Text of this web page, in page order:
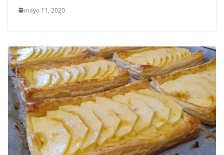
mayo 11, 2020